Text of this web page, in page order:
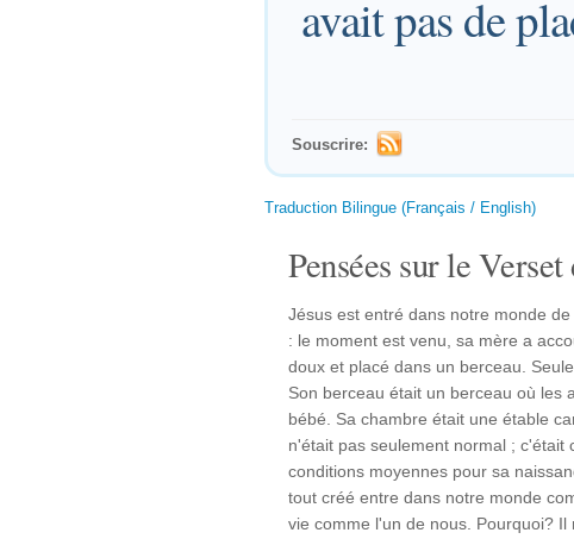
avait pas de
Souscrire:
Traduction Bilingue (Français / English)
Pensées sur le Verset
Jésus est entré dans notre monde
: le moment est venu, sa mère a
doux et placé dans un berceau.
Son berceau était un berceau où les
bébé. Sa chambre était une étable
n'était pas seulement normal ; c'était
conditions moyennes pour sa
tout créé entre dans notre monde
vie comme l'un de nous. Pourquoi?